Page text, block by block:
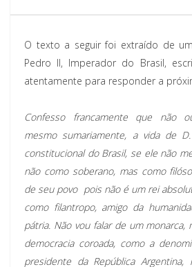
O texto a seguir foi extraído de
Pedro II, Imperador do Brasil,
atentamente para responder a
Confesso francamente que não
mesmo sumariamente, a vida de
constitucional do Brasil, se ele não
não como soberano, mas como
de seu povo  pois não é um rei
como filantropo, amigo da
pátria. Não vou falar de um
democracia coroada, como a
presidente da República Argentina,